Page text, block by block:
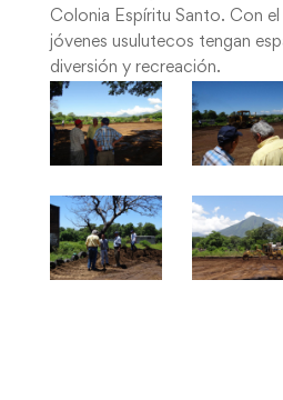
Colonia Espíritu Santo. Con
jóvenes usulutecos tengan
diversión y recreación.